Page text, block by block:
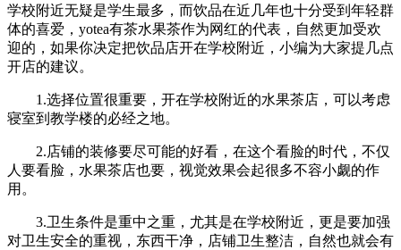
学校附近无疑是学生最多，而饮品在近几年也十分受到年轻群
体的喜爱，yotea有茶水果茶作为网红的代表，自然更加受欢
迎的，如果你决定把饮品店开在学校附近，小编为大家提几点
开店的建议。
1.选择位置很重要，开在学校附近的水果茶店，可以考虑
寝室到教学楼的必经之地。
2.店铺的装修要尽可能的好看，在这个看脸的时代，不仅
人要看脸，水果茶店也要，视觉效果会起很多不容小觑的作
用。
3.卫生条件是重中之重，尤其是在学校附近，更是要加强
对卫生安全的重视，东西干净，店铺卫生整洁，自然也就会有